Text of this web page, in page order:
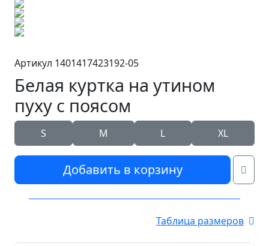
Артикул 1401417423192-05
Белая куртка на утином
пуху с поясом
S M L XL
Добавить в корзину
Таблица размеров